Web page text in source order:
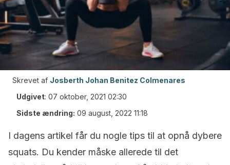
Skrevet af Josberth Johan Benitez Colmenares
Udgivet: 07 oktober, 2021 02:30
Sidste ændring: 09 august, 2022 11:18
I dagens artikel får du nogle tips til at opnå dybere
squats. Du kender måske allerede til det